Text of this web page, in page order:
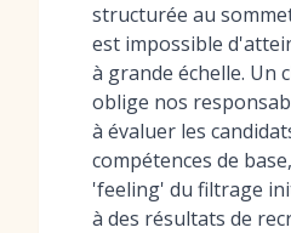
structurée au
est impossible
à grande échelle. Un
oblige nos
à évaluer les
compétences de
'feeling' du filtrage
à des résultats de